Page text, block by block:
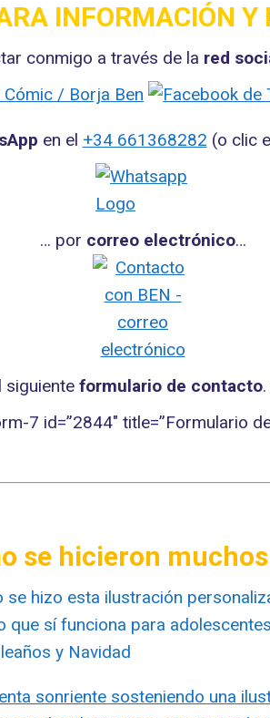
INFORMACIÓN Y
conmigo a través de la red
en el +34 661368282 (o clic
… por correo electrónico…
siguiente formulario de contacto
7 id=”2844″ title=”Formulario
se hicieron
se hizo esta ilustración
que sí funciona para
y Navidad